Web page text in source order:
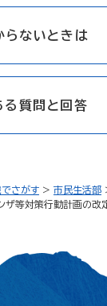
さがす > 市民生活部
ザ等対策行動計画の改
らないときは
る質問と回答